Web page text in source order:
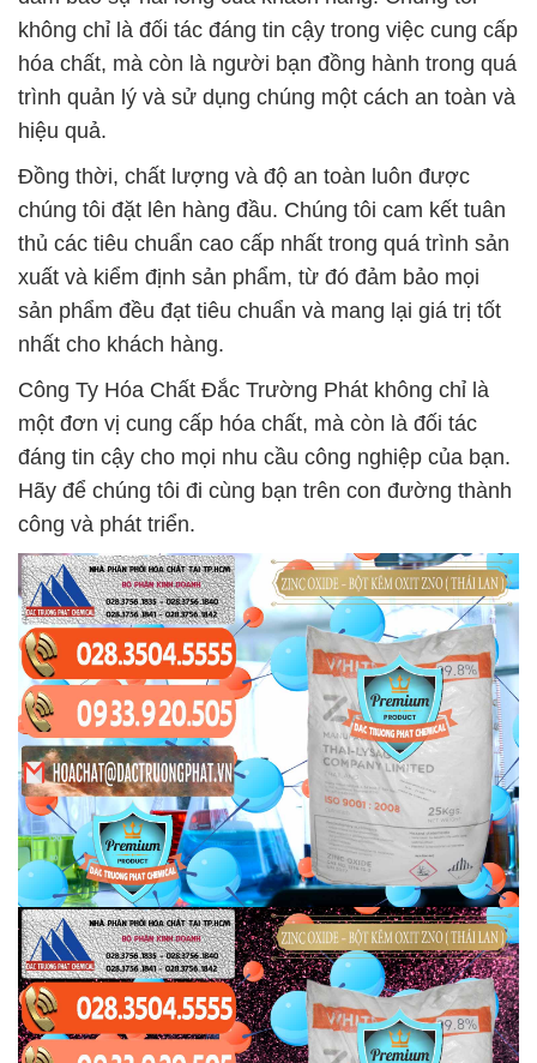
không chỉ là đối tác đáng tin cậy trong việc cung cấp
hóa chất, mà còn là người bạn đồng hành trong quá
trình quản lý và sử dụng chúng một cách an toàn và
hiệu quả.
Đồng thời, chất lượng và độ an toàn luôn được
chúng tôi đặt lên hàng đầu. Chúng tôi cam kết tuân
thủ các tiêu chuẩn cao cấp nhất trong quá trình sản
xuất và kiểm định sản phẩm, từ đó đảm bảo mọi
sản phẩm đều đạt tiêu chuẩn và mang lại giá trị tốt
nhất cho khách hàng.
Công Ty Hóa Chất Đắc Trường Phát không chỉ là
một đơn vị cung cấp hóa chất, mà còn là đối tác
đáng tin cậy cho mọi nhu cầu công nghiệp của bạn.
Hãy để chúng tôi đi cùng bạn trên con đường thành
công và phát triển.